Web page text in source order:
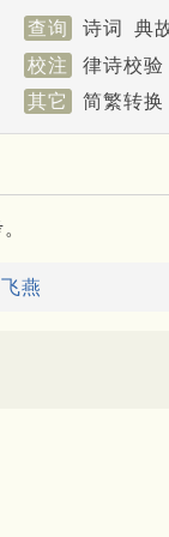
查询 诗词 典
校注
律诗校验
其它
简繁转换
飞燕